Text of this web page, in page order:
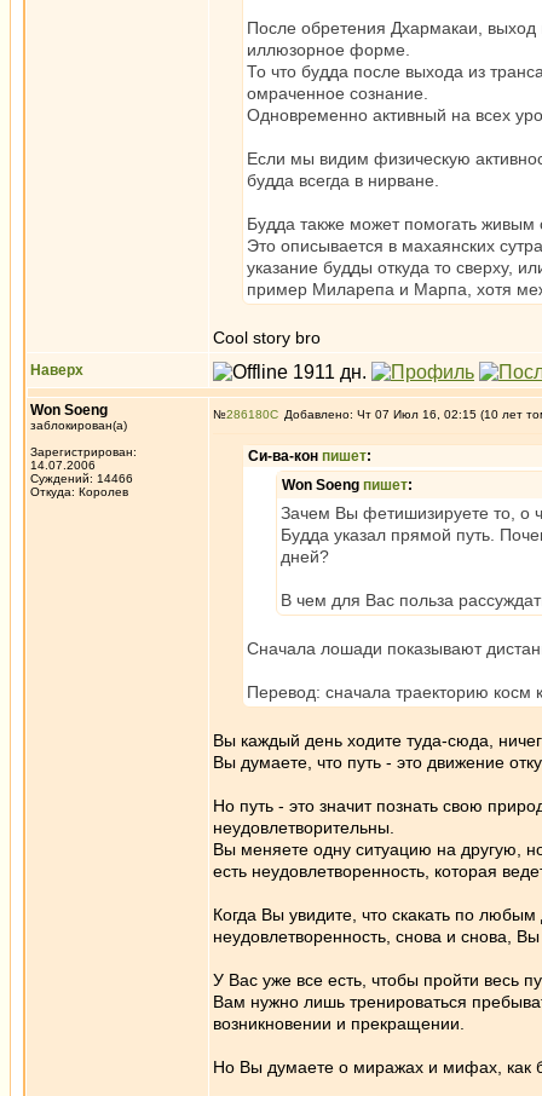
После обретения Дхармакаи,
иллюзорное форме.
То что будда после выхода из
омраченное сознание.
Одновременно активный на всех
Если мы видим физическую
будда всегда в нирване.
Будда также может помогать живым
Это описывается в махаянских
указание будды откуда то сверху,
пример Миларепа и Марпа, хотя
Cool story bro
Наверх
Won Soeng
заблокирован(а)
Зарегистрирован:
14.07.2006
Суждений: 14466
Откуда: Королев
№286180 Добавлено: Чт 07 Июл 16, 02:15 (10 лет
Си-ва-кон пишет:
Won Soeng пишет:
Зачем Вы фетишизируете то, о
Будда указал прямой путь.
дней?
В чем для Вас польза
Сначала лошади показывают
Перевод: сначала траекторию
Вы каждый день ходите туда-сюда,
Вы думаете, что путь - это движение
Но путь - это значит познать свою
неудовлетворительны.
Вы меняете одну ситуацию на другую,
есть неудовлетворенность, которая
Когда Вы увидите, что скакать по
неудовлетворенность, снова и снова,
У Вас уже все есть, чтобы пройти весь
Вам нужно лишь тренироваться
возникновении и прекращении.
Но Вы думаете о миражах и мифах, как